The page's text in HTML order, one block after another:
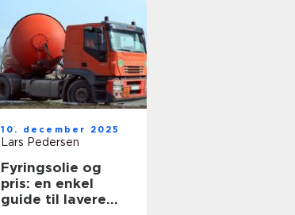
10. december 2025
Lars Pedersen
Fyringsolie og
pris: en enkel
guide til lavere